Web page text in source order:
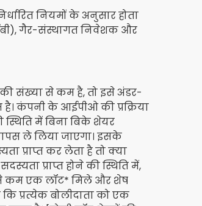
नियमों के अनुसार होता
गैर-संस्थागत निवेशक और
संख्या से कम है, तो इसे अंडर-
कंपनी के आईपीओ की प्रक्रिया
में बिना बिके शेयर
ले लिया जाएगा। इसके
प्राप्त कर लेता है तो क्या
प्राप्त होने की स्थिति में,
से कम एक लॉट* मिले और शेष
प्रत्येक बोलीदाता को एक